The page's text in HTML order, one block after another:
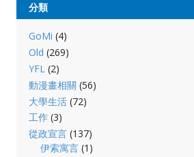
分類
GoMi (4)
Old (269)
YFL(2)
動漫畫相關 (56)
大學生活(72)
工作(3)
從政宣言(137)
伊索寓言 (1)